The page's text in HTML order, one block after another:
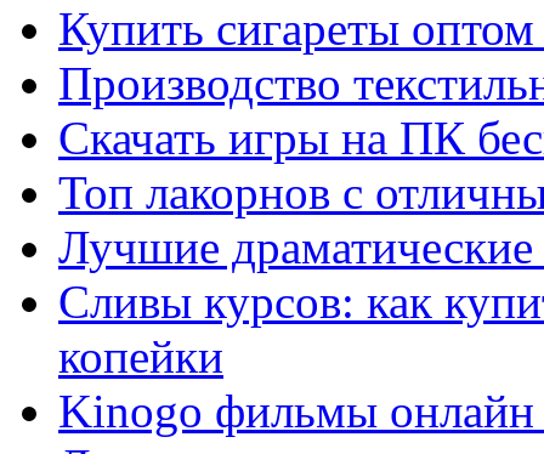
Купить сигареты
Производство
Скачать игры на ПК
Топ лакорнов с
Лучшие
Сливы курсов: как
копейки
Kinogo фильмы онлайн